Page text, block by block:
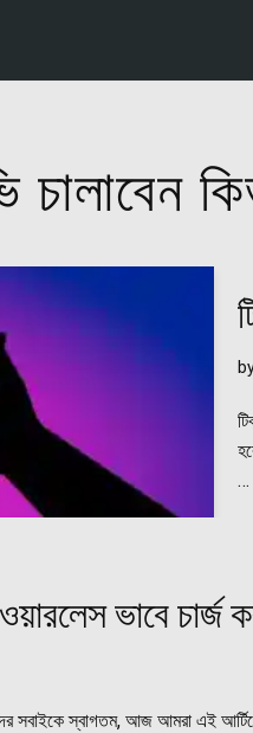
চালাবেন
…
ভাবে চার্জ
স্বাগতম, আজ আমরা এই